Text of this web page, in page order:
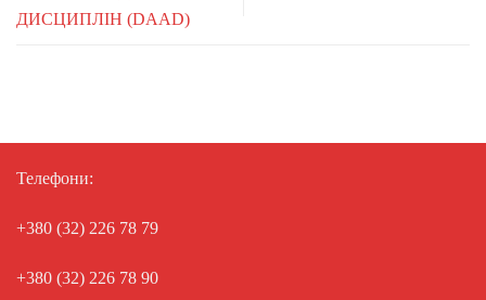
ДИСЦИПЛІН (DAAD)
Телефони:
+380 (32) 226 78 79
+380 (32) 226 78 90